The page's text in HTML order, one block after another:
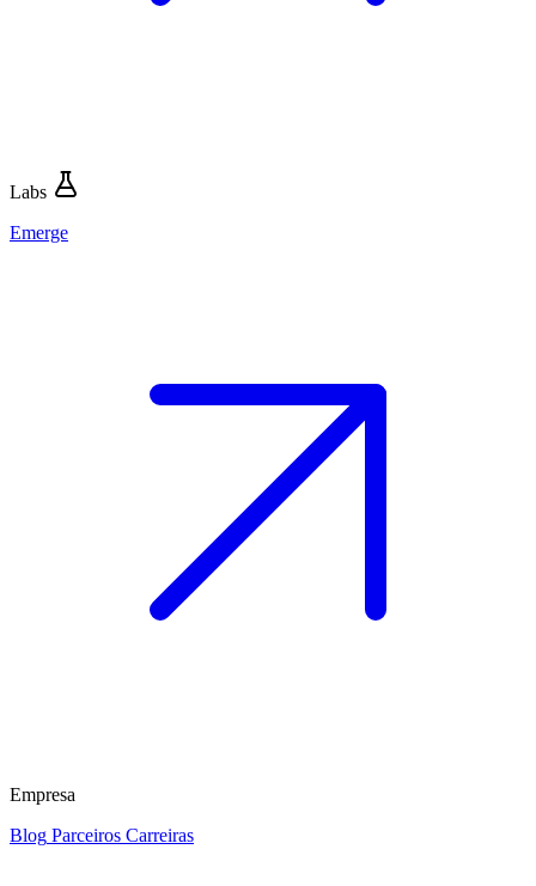
Labs
Emerge
Empresa
Blog Parceiros Carreiras